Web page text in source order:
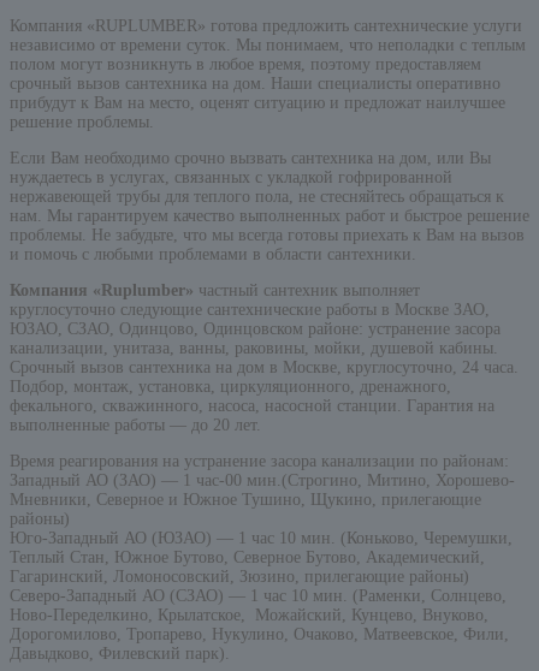
Компания «RUPLUMBER» готова предложить сантехнические услуги
независимо от времени суток. Мы понимаем, что неполадки с теплым
полом могут возникнуть в любое время, поэтому предоставляем
срочный вызов сантехника на дом. Наши специалисты оперативно
прибудут к Вам на место, оценят ситуацию и предложат наилучшее
решение проблемы.
Если Вам необходимо срочно вызвать сантехника на дом, или Вы
нуждаетесь в услугах, связанных с укладкой гофрированной
нержавеющей трубы для теплого пола, не стесняйтесь обращаться к
нам. Мы гарантируем качество выполненных работ и быстрое решение
проблемы. Не забудьте, что мы всегда готовы приехать к Вам на вызов
и помочь с любыми проблемами в области сантехники.
Компания «Ruplumber» частный сантехник выполняет
круглосуточно следующие сантехнические работы в Москве ЗАО,
ЮЗАО, СЗАО, Одинцово, Одинцовском районе: устранение засора
канализации, унитаза, ванны, раковины, мойки, душевой кабины.
Срочный вызов сантехника на дом в Москве, круглосуточно, 24 часа.
Подбор, монтаж, установка, циркуляционного, дренажного,
фекального, скважинного, насоса, насосной станции. Гарантия на
выполненные работы — до 20 лет.
Время реагирования на устранение засора канализации по районам:
Западный АО (ЗАО) — 1 час-00 мин.(Строгино, Митино, Хорошево-
Мневники, Северное и Южное Тушино, Щукино, прилегающие
районы)
Юго-Западный АО (ЮЗАО) — 1 час 10 мин. (Коньково, Черемушки,
Теплый Стан, Южное Бутово, Северное Бутово, Академический,
Гагаринский, Ломоносовский, Зюзино, прилегающие районы)
Северо-Западный АО (СЗАО) — 1 час 10 мин. (Раменки, Солнцево,
Ново-Переделкино, Крылатское, Можайский, Кунцево, Внуково,
Дорогомилово, Тропарево, Нукулино, Очаково, Матвеевское, Фили,
Давыдково, Филевский парк).